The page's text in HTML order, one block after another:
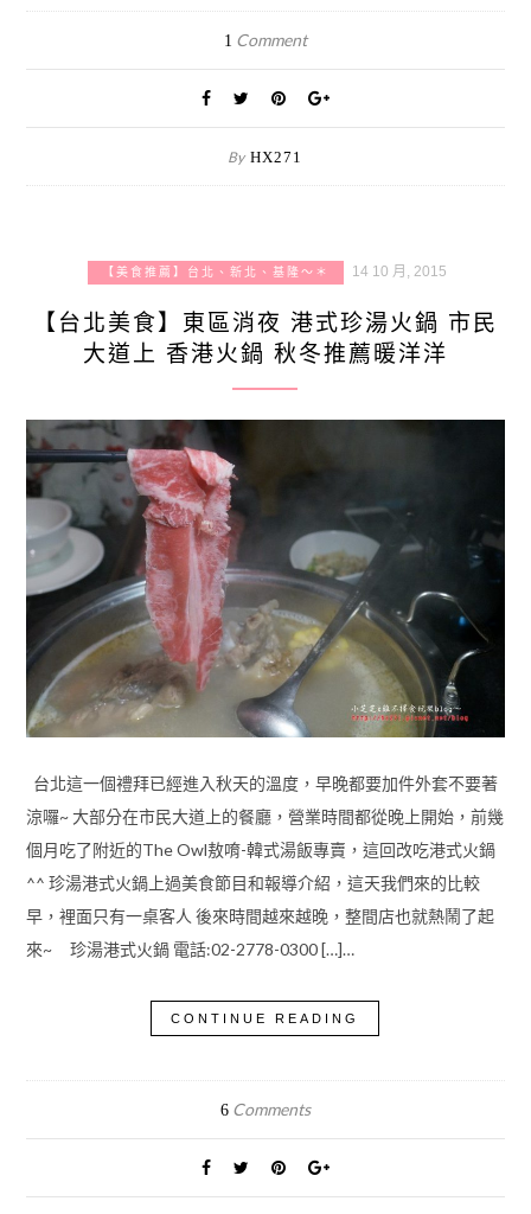
1 Comment
By HX271
【美食推薦】台北、新北、基隆～＊ 14 10 月, 2015
【台北美食】東區消夜 港式珍湯火鍋 市民
大道上 香港火鍋 秋冬推薦暖洋洋
台北這一個禮拜已經進入秋天的溫度，早晚都要加件外套不要著
涼囉~ 大部分在市民大道上的餐廳，營業時間都從晚上開始，前幾
個月吃了附近的The Owl敖唷-韓式湯飯專賣，這回改吃港式火鍋
^^ 珍湯港式火鍋上過美食節目和報導介紹，這天我們來的比較
早，裡面只有一桌客人 後來時間越來越晚，整間店也就熱鬧了起
來~ 珍湯港式火鍋 電話:02-2778-0300 […]…
CONTINUE READING
6Comments